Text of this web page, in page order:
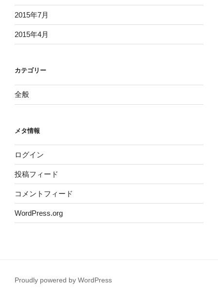
2015年7月
2015年4月
カテゴリー
全般
メタ情報
ログイン
投稿フィード
コメントフィード
WordPress.org
Proudly powered by WordPress